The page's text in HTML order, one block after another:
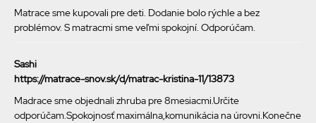
Matrace sme kupovali pre deti. Dodanie bolo rýchle a bez
problémov. S matracmi sme veľmi spokojní. Odporúčam.
Sashi
https://matrace-snov.sk/d/matrac-kristina-11/13873
Madrace sme objednali zhruba pre 8mesiacmi.Určite
odporúčam.Spokojnosť maximálna,komunikácia na úrovni.Konečne